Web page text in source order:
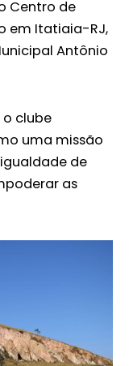
Centro de
em Itatiaia-RJ,
Antônio
o clube
uma missão
de
as